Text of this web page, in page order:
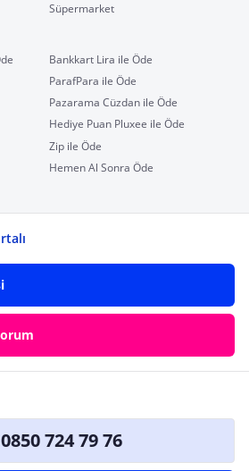
Süpermarket
Bankkart Lira ile Öde
ParafPara ile Öde
Pazarama Cüzdan ile Öde
Hediye Puan Pluxee ile Öde
Zip ile Öde
Hemen Al Sonra Öde
0850 724 79 76